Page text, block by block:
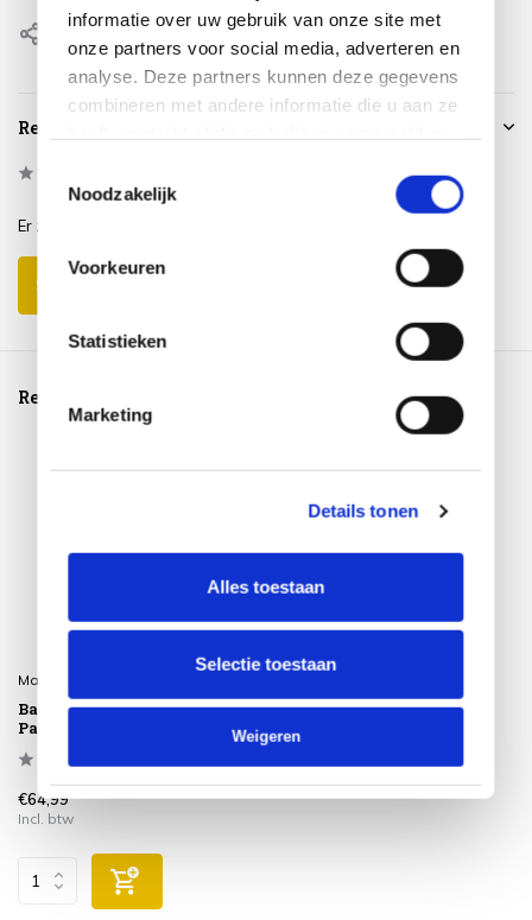
informatie over uw gebruik van onze site met
onze partners voor social media, adverteren en
analyse. Deze partners kunnen deze gegevens
combineren met andere informatie die u aan ze
Noodzakelijk
Voorkeuren
Statistieken
Marketing
Details tonen
Alles toestaan
Selectie toestaan
Weigeren
Reviews
Er zijn nog geen reviews geschreven over dit product..
Schrijf je eigen review
Reeds bekeken
Madison
Bankkussen 180x48 cm
Panama grey
€64,99
Incl. btw